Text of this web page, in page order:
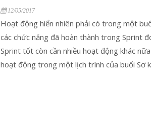
12/05/2017
Hoạt động hiển nhiên phải có trong một
các chức năng đã hoàn thành trong Sprint
Sprint tốt còn cần nhiều hoạt động khác
hoạt động trong một lịch trình của buổi Sơ